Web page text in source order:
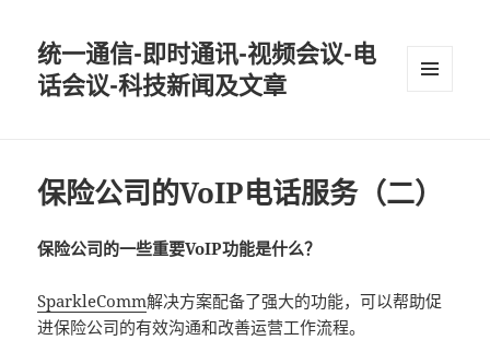
统一通信-即时通讯-视频会议-电
话会议-科技新闻及文章
保险公司的VoIP电话服务（二）
保险公司的一些重要VoIP功能是什么？
SparkleComm解决方案配备了强大的功能，可以帮助促
进保险公司的有效沟通和改善运营工作流程。